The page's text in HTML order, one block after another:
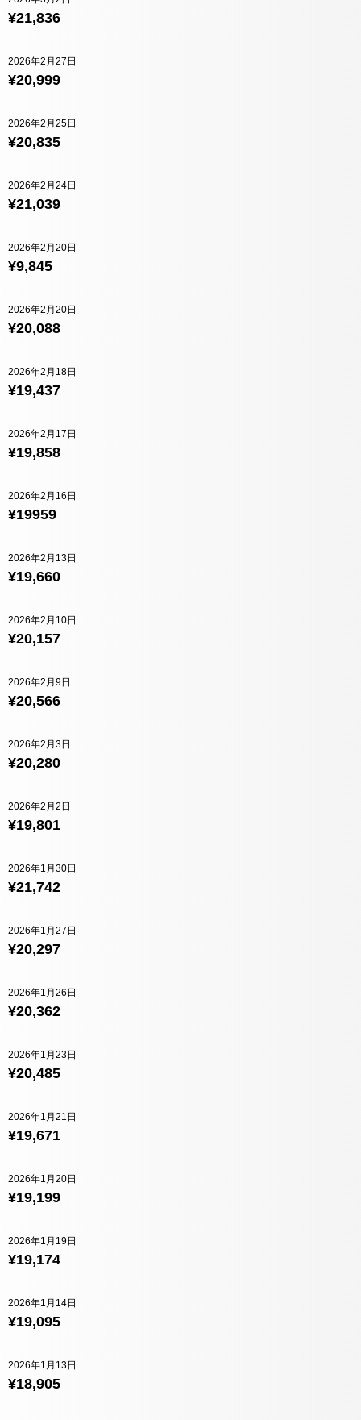
¥21,836
¥20,999
2026年2月27日
¥20,835
2026年2月25日
¥21,039
2026年2月24日
¥9,845
2026年2月20日
¥20,088
2026年2月20日
¥19,437
2026年2月18日
¥19,858
2026年2月17日
¥19959
2026年2月16日
¥19,660
2026年2月13日
¥20,157
2026年2月10日
¥20,566
2026年2月9日
¥20,280
2026年2月3日
¥19,801
2026年2月2日
¥21,742
2026年1月30日
¥20,297
2026年1月27日
¥20,362
2026年1月26日
¥20,485
2026年1月23日
¥19,671
2026年1月21日
¥19,199
2026年1月20日
¥19,174
2026年1月19日
¥19,095
2026年1月14日
¥18,905
2026年1月13日